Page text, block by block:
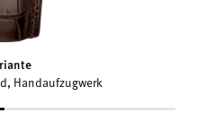
Handaufzugwerk